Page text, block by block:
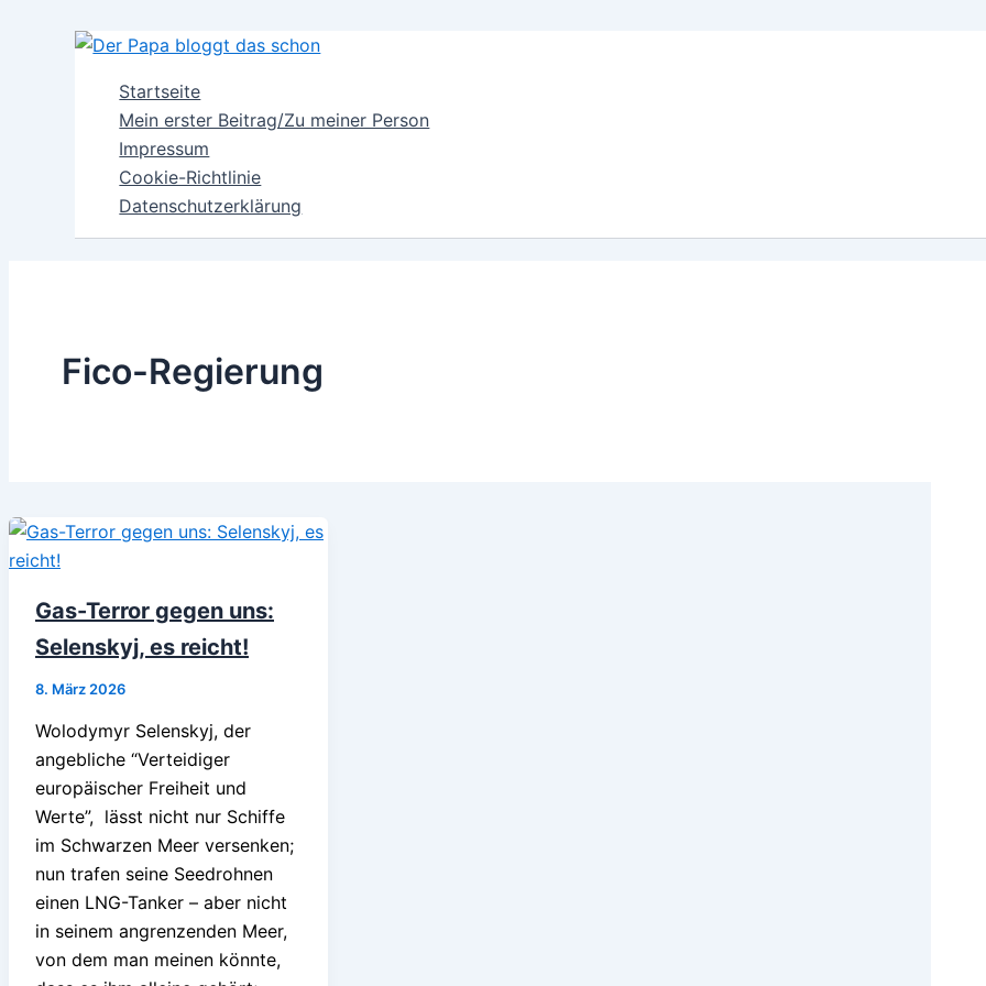
Startseite
Mein erster Beitrag/Zu meiner Person
Impressum
Cookie-Richtlinie
Datenschutzerklärung
Fico-Regierung
Gas-Terror gegen uns:
Selenskyj, es reicht!
8. März 2026
Wolodymyr Selenskyj, der
angebliche “Verteidiger
europäischer Freiheit und
Werte”, lässt nicht nur Schiffe
im Schwarzen Meer versenken;
nun trafen seine Seedrohnen
einen LNG-Tanker – aber nicht
in seinem angrenzenden Meer,
von dem man meinen könnte,